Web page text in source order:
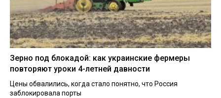
Зерно под блокадой: как украинские фермеры
повторяют уроки 4-летней давности
Цены обвалились, когда стало понятно, что Россия
заблокировала порты